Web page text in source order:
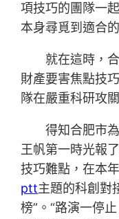
項技巧的團隊一
本身尋覓到適合
就在這時，
財產要害焦點技
隊在嚴重科研攻
得知合肥市
王帆第一時光報
技巧難點，在本
ptt主題的科創對
榜”。“路演一停